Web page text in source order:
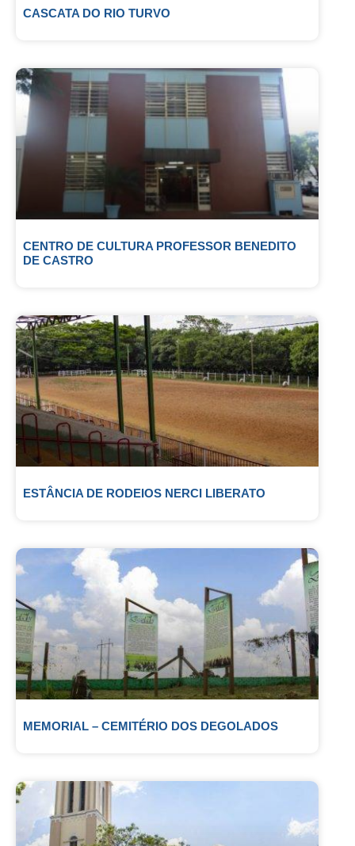
CASCATA DO RIO TURVO
CENTRO DE CULTURA PROFESSOR BENEDITO
DE CASTRO
ESTÂNCIA DE RODEIOS NERCI LIBERATO
MEMORIAL – CEMITÉRIO DOS DEGOLADOS